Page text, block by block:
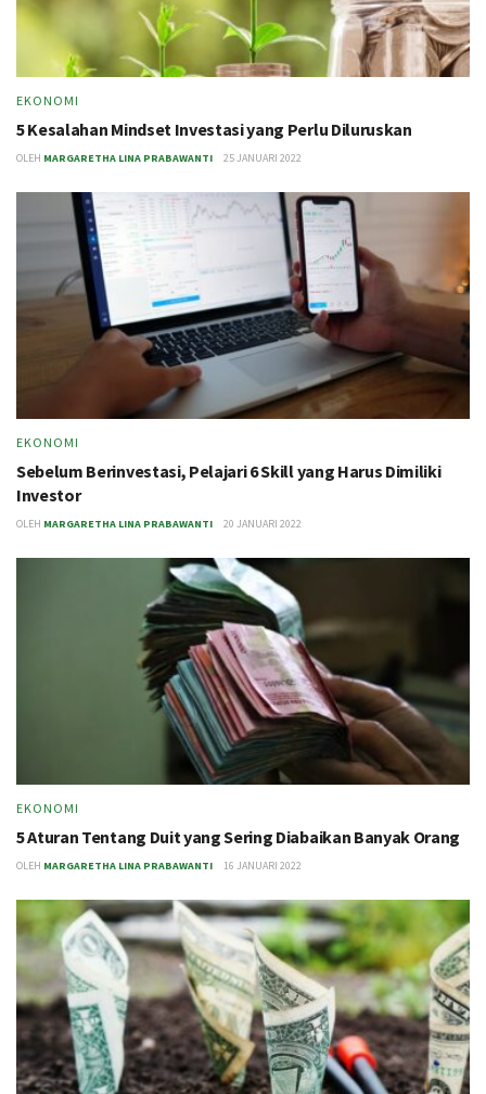
EKONOMI
5 Kesalahan Mindset Investasi yang Perlu Diluruskan
OLEH MARGARETHA LINA PRABAWANTI 25 JANUARI 2022
EKONOMI
Sebelum Berinvestasi, Pelajari 6 Skill yang Harus Dimiliki
Investor
OLEH MARGARETHA LINA PRABAWANTI 20 JANUARI 2022
EKONOMI
5 Aturan Tentang Duit yang Sering Diabaikan Banyak Orang
OLEH MARGARETHA LINA PRABAWANTI 16 JANUARI 2022